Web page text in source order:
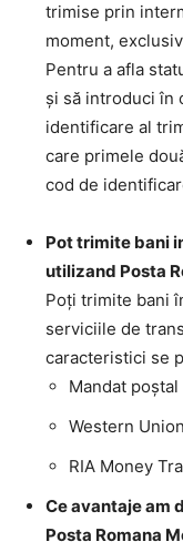
trimise prin
moment,
Pentru a afla
şi să introduci în
identificare al
care primele
cod de
Pot trimite bani
utilizand Posta
Poţi trimite bani
serviciile de
caracteristici se
Mandat
Western Union
RIA Money
Ce avantaje am
Posta Romana